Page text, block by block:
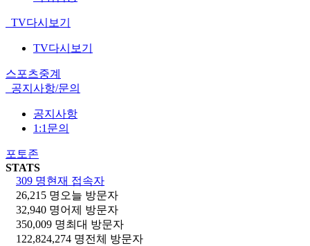
TV다시보기
TV다시보기
스포츠중계
공지사항/문의
공지사항
1:1문의
포토존
STATS
309 명현재 접속자
26,215 명 오늘 방문자
32,940 명어제 방문자
350,009 명최대 방문자
122,824,274 명전체 방문자